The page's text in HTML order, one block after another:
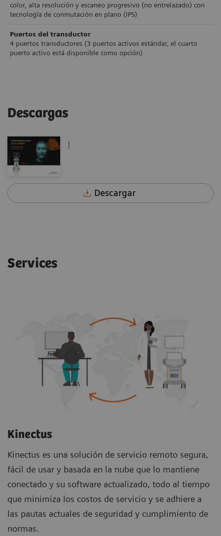
color, alta resolución y escaneo progresivo (no entrelazado) con
tecnología de conmutación en plano (IPS)
Puertos del transductor
4 puertos transductores (3 puertos activos estándar, el cuarto
puerto activo está disponible como opción)
Descargas
|
Descargar
Services
Kinectus
Kinectus es una solución de servicio remoto segura,
fácil de usar y basada en la nube que lo mantiene
conectado y su software actualizado, todo al tiempo
que minimiza los costos de servicio y se adhiere a
las pautas actuales de seguridad y cumplimiento de
normas.